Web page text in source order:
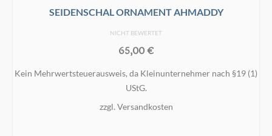
SEIDENSCHAL ORNAMENT AHMADDY
NICHT BEWERTET
65,00€
Kein Mehrwertsteuerausweis, da Kleinunternehmer nach §19 (1)
UStG.
zzgl. Versandkosten